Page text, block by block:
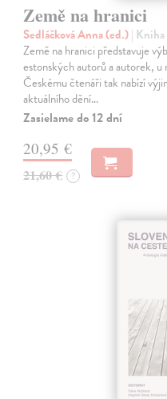
Země na hranici
Sedláčková Anna (ed.)| Kniha
Země na hranici představuje
estonských autorů a autorek, u
Českému čtenáři tak nabízí
aktuálního dění…
Zasielame do 12 dní
20,95 €
21,60 € ?